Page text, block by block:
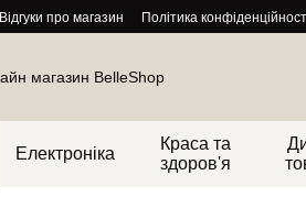
Відгуки про магазин Політика
Електроніка
Краса та
здоров'я